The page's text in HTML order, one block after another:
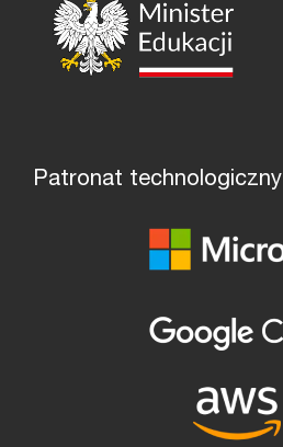
Patronat technologiczny